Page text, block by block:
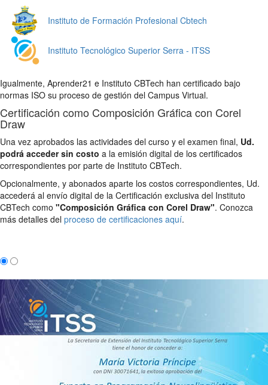
Instituto de Formación Profesional Cbtech
Instituto Tecnológico Superior Serra - ITSS
Igualmente, Aprender21 e Instituto CBTech han certificado bajo
normas ISO su proceso de gestión del Campus Virtual.
Certificación como Composición Gráfica con Corel
Draw
Una vez aprobados las actividades del curso y el examen final, Ud.
podrá acceder sin costo a la emisión digital de los certificados
correspondientes por parte de Instituto CBTech.
Opcionalmente, y abonados aparte los costos correspondientes, Ud.
accederá al envío digital de la Certificación exclusiva del Instituto
CBTech como "Composición Gráfica con Corel Draw". Conozca
más detalles del proceso de certificaciones aquí.